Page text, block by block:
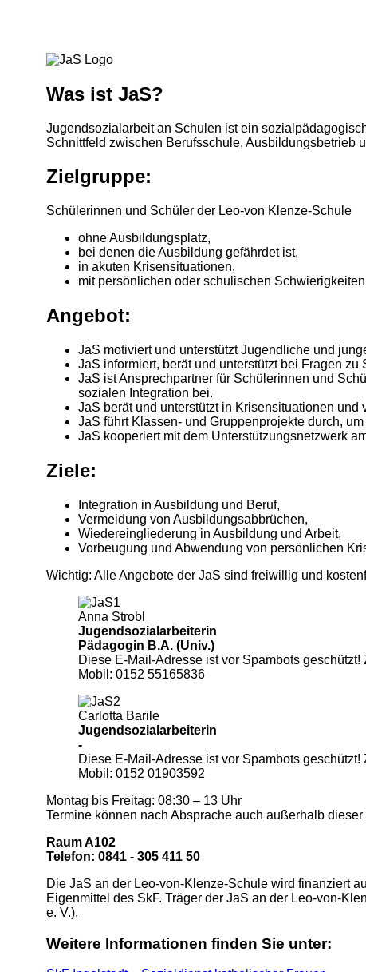
Was ist JaS?
Jugendsozialarbeit an Schulen ist ein
Schnittfeld zwischen Berufsschule, Ausbildungsbetrieb
Zielgruppe:
Schülerinnen und Schüler der Leo-von Klenze-Schule
ohne Ausbildungsplatz,
bei denen die Ausbildung gefährdet ist,
in akuten Krisensituationen,
mit persönlichen oder schulischen
Angebot:
JaS motiviert und unterstützt Jugendliche und
JaS informiert, berät und unterstützt bei Fragen zu
JaS ist Ansprechpartner für Schülerinnen und
sozialen Integration bei.
JaS berät und unterstützt in Krisensituationen
JaS führt Klassen- und Gruppenprojekte durch,
JaS kooperiert mit dem Unterstützungsnetzwerk
Ziele:
Integration in Ausbildung und Beruf,
Vermeidung von Ausbildungsabbrüchen,
Wiedereingliederung in Ausbildung und Arbeit,
Vorbeugung und Abwendung von persönlichen
Wichtig: Alle Angebote der JaS sind freiwillig und
Anna Strobl
Jugendsozialarbeiterin
Pädagogin B.A. (Univ.)
Diese E-Mail-Adresse ist vor Spambots
Mobil: 0152 55165836
Carlotta Barile
Jugendsozialarbeiterin
-
Diese E-Mail-Adresse ist vor Spambots
Mobil: 0152 01903592
Montag bis Freitag: 08:30 – 13 Uhr
Termine können nach Absprache auch außerhalb
Raum A102
Telefon: 0841 - 305 411 50
Die JaS an der Leo-von-Klenze-Schule wird finanziert
Eigenmittel des SkF. Träger der JaS an der Leo-von-
e. V.).
Weitere Informationen finden Sie unter: